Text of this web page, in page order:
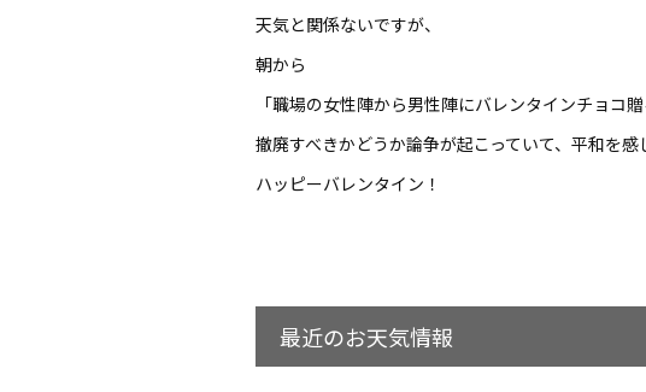
天気と関係ないですが、
朝から
「職場の女性陣から男性陣にバレンタインチョコ贈
撤廃すべきかどうか論争が起こっていて、平和を感
ハッピーバレンタイン！
最近のお天気情報